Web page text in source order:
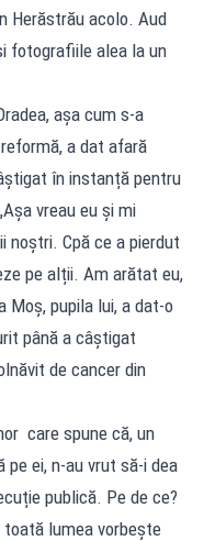
Herăstrău acolo. Aud
fotografiile alea la un
așa cum s-a
a dat afară
în instanță pentru
vreau eu și mi
noștri. Cpă ce a pierdut
pe alții. Am arătat eu,
Moș, pupila lui, a dat-o
până a câștigat
de cancer din
care spune că, un
pe ei, n-au vrut să-i dea
publică. Pe de ce?
toată lumea vorbește